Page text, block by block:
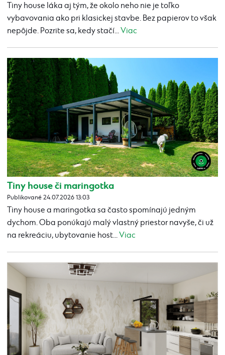
Tiny house láka aj tým, že okolo neho nie je toľko
vybavovania ako pri klasickej stavbe. Bez papierov to však
nepôjde. Pozrite sa, kedy stačí...Viac
Tiny house či maringotka
Publikované 24.07.2026 13:03
Tiny house a maringotka sa často spomínajú jedným
dychom. Oba ponúkajú malý vlastný priestor navyše, či už
na rekreáciu, ubytovanie host...Viac